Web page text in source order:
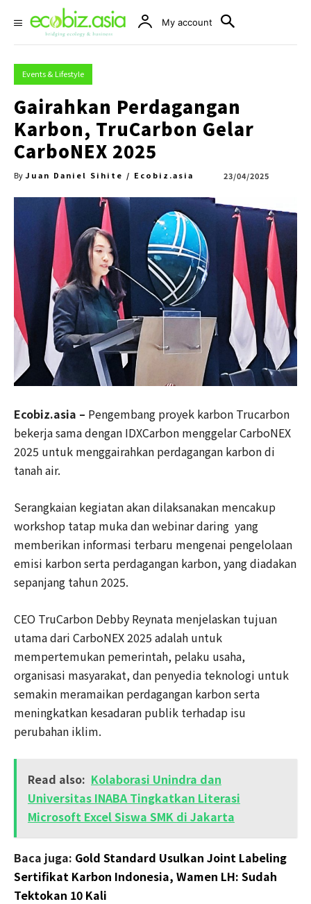
My account
Events & Lifestyle
Gairahkan Perdagangan
Karbon, TruCarbon Gelar
CarboNEX 2025
By Juan Daniel Sihite / Ecobiz.asia 23/04/2025
Ecobiz.asia – Pengembang proyek karbon Trucarbon
bekerja sama dengan IDXCarbon menggelar CarboNEX
2025 untuk menggairahkan perdagangan karbon di
tanah air.
Serangkaian kegiatan akan dilaksanakan mencakup
workshop tatap muka dan webinar daring yang
memberikan informasi terbaru mengenai pengelolaan
emisi karbon serta perdagangan karbon, yang diadakan
sepanjang tahun 2025.
CEO TruCarbon Debby Reynata menjelaskan tujuan
utama dari CarboNEX 2025 adalah untuk
mempertemukan pemerintah, pelaku usaha,
organisasi masyarakat, dan penyedia teknologi untuk
semakin meramaikan perdagangan karbon serta
meningkatkan kesadaran publik terhadap isu
perubahan iklim.
Read also: Kolaborasi Unindra dan
Universitas INABA Tingkatkan Literasi
Microsoft Excel Siswa SMK di Jakarta
Baca juga: Gold Standard Usulkan Joint Labeling
Sertifikat Karbon Indonesia, Wamen LH: Sudah
Tektokan 10 Kali